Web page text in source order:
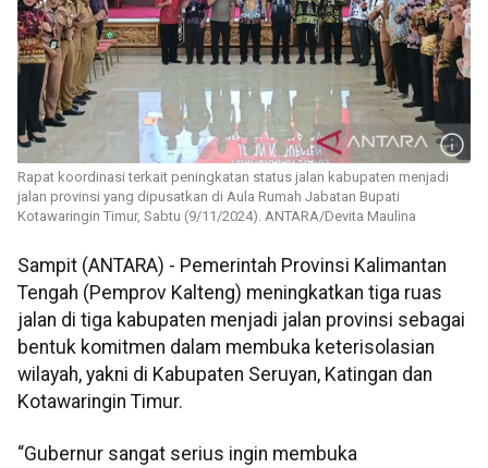
Rapat koordinasi terkait peningkatan status jalan kabupaten menjadi
jalan provinsi yang dipusatkan di Aula Rumah Jabatan Bupati
Kotawaringin Timur, Sabtu (9/11/2024). ANTARA/Devita Maulina
Sampit (ANTARA) - Pemerintah Provinsi Kalimantan
Tengah (Pemprov Kalteng) meningkatkan tiga ruas
jalan di tiga kabupaten menjadi jalan provinsi sebagai
bentuk komitmen dalam membuka keterisolasian
wilayah, yakni di Kabupaten Seruyan, Katingan dan
Kotawaringin Timur.
“Gubernur sangat serius ingin membuka